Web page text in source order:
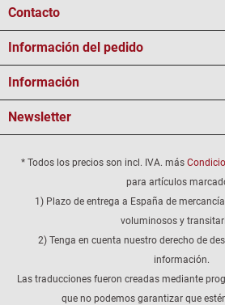
Contacto
Información del pedido
Información
Newsletter
* Todos los precios son incl. IVA. más
para artículos
1) Plazo de entrega a España de
voluminosos y
2) Tenga en cuenta nuestro derecho de
información.
Las traducciones fueron creadas mediante
que no podemos garantizar que